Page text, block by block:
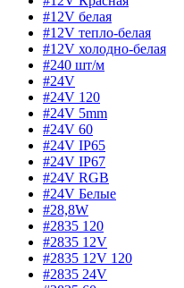
#12V белая
#12V тепло-белая
#12V холодно-белая
#240 шт/м
#24V
#24V 120
#24V 5mm
#24V 60
#24V IP65
#24V IP67
#24V RGB
#24V Белые
#28,8W
#2835 120
#2835 12V
#2835 12V 120
#2835 24V